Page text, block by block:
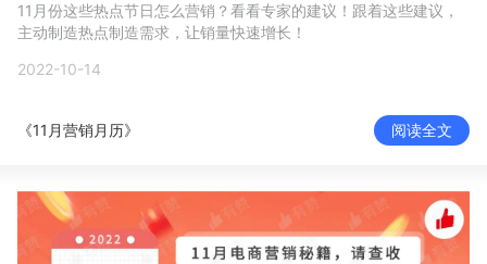
面对面聊增长
有赞春季发布会
新零售大会
AllValue 战略合作
11月份这些热点节日怎么营销？看看专家的建议！跟着这些建议，
主动制造热点制造需求，让销量快速增长！
2022-10-14
《11月营销月历》 阅读全文